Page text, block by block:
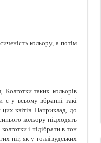
кольору, а потім
Колготки таких кольорів
є у всьому вбранні такі
квітів. Наприклад, до
кольору підходять
і підібрати в тон
ніг, як у голлівудських